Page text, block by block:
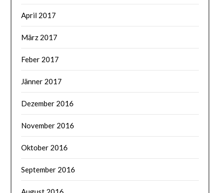
April 2017
März 2017
Feber 2017
Jänner 2017
Dezember 2016
November 2016
Oktober 2016
September 2016